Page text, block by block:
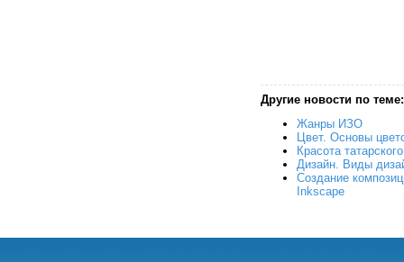
Другие новости по теме:
Жанры ИЗО
Цвет. Основы
Красота
Дизайн. Виды
Создание
Inkscape